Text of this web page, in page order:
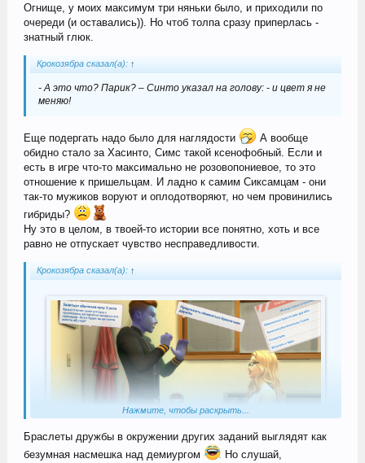
Огнище, у моих максимум три няньки было, и приходили по
очереди (и оставались)). Но чтоб толпа сразу приперлась -
знатный глюк.
Крокозябра сказал(а): ↑
- А это что? Парик? – Синто указал на голову: - и цвет я не
меняю!
Еще подергать надо было для наглядости
А вообще
обидно стало за Хасинто, Симс такой ксенофобный. Если и
есть в игре что-то максимально не розовопониевое, то это
отношение к пришельцам. И ладно к самим Сиксамцам - они
так-то мужиков воруют и оплодотворяют, но чем провинились
гибриды?
Ну это в целом, в твоей-то истории все понятно, хоть и все
равно не отпускает чувство несправедливости.
Крокозябра сказал(а): ↑
Нажмите, чтобы раскрыть...
Браслеты дружбы в окружении других заданий выглядят как
безумная насмешка над демиургом
Но слушай,